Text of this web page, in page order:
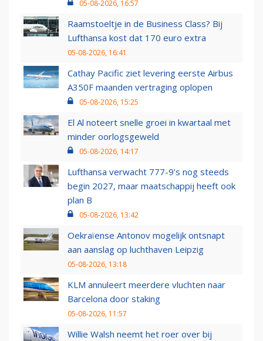
05-08-2026, 16:57
Raamstoeltje in de Business Class? Bij
Lufthansa kost dat 170 euro extra
05-08-2026, 16:41
Cathay Pacific ziet levering eerste Airbus
A350F maanden vertraging oplopen
05-08-2026, 15:25
El Al noteert snelle groei in kwartaal met
minder oorlogsgeweld
05-08-2026, 14:17
Lufthansa verwacht 777-9’s nog steeds
begin 2027, maar maatschappij heeft ook
plan B
05-08-2026, 13:42
Oekraïense Antonov mogelijk ontsnapt
aan aanslag op luchthaven Leipzig
05-08-2026, 13:18
KLM annuleert meerdere vluchten naar
Barcelona door staking
05-08-2026, 11:57
Willie Walsh neemt het roer over bij